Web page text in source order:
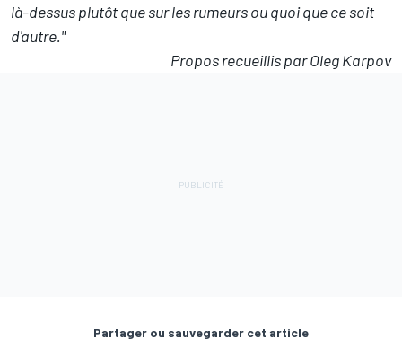
là-dessus plutôt que sur les rumeurs ou quoi que ce soit
d'autre."
Propos recueillis par Oleg Karpov
Partager ou sauvegarder cet article